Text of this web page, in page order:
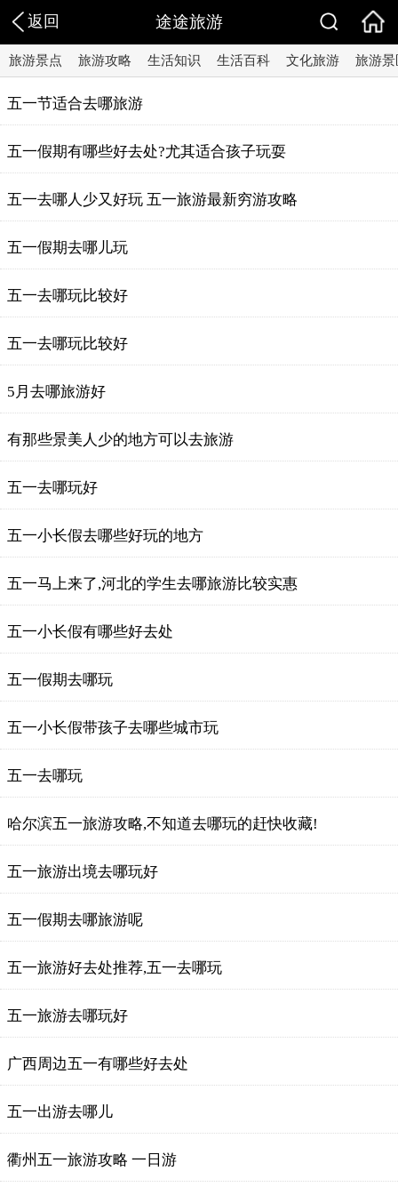
返回 途途旅游
旅游景点 旅游攻略 生活知识 生活百科 文化旅游 旅游景
五一节适合去哪旅游
五一假期有哪些好去处?尤其适合孩子玩耍
五一去哪人少又好玩 五一旅游最新穷游攻略
五一假期去哪儿玩
五一去哪玩比较好
五一去哪玩比较好
5月去哪旅游好
有那些景美人少的地方可以去旅游
五一去哪玩好
五一小长假去哪些好玩的地方
五一马上来了,河北的学生去哪旅游比较实惠
五一小长假有哪些好去处
五一假期去哪玩
五一小长假带孩子去哪些城市玩
五一去哪玩
哈尔滨五一旅游攻略,不知道去哪玩的赶快收藏!
五一旅游出境去哪玩好
五一假期去哪旅游呢
五一旅游好去处推荐,五一去哪玩
五一旅游去哪玩好
广西周边五一有哪些好去处
五一出游去哪儿
衢州五一旅游攻略 一日游